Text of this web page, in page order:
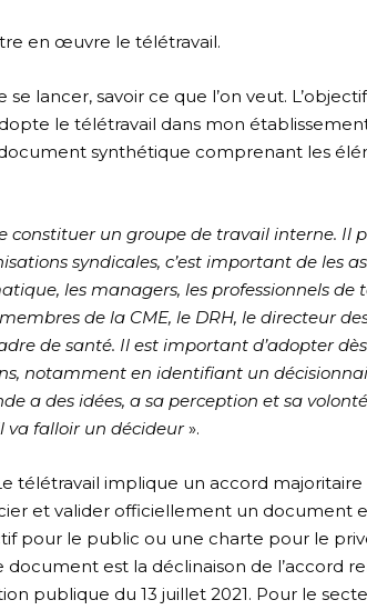
en œuvre le télétravail.
se lancer, savoir ce que l’on veut.
le télétravail dans mon
synthétique comprenant les
constituer un groupe de travail interne. Il
syndicales, c’est important de les
les managers, les professionnels de
de la CME, le DRH, le directeur
de santé. Il est important d’adopter
notamment en identifiant un
a des idées, a sa perception et sa
falloir un décideur».
télétravail implique un accord majoritaire
et valider officiellement un document
pour le public ou une charte pour le
est la déclinaison de l’accord
publique du 13 juillet 2021. Pour le